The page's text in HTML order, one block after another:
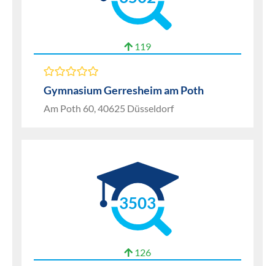
119
Gymnasium Gerresheim am Poth
Am Poth 60, 40625 Düsseldorf
3503
126